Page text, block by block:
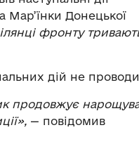
Мар’їнки Донецької
фронту
дій не
продовжує
— повідомив